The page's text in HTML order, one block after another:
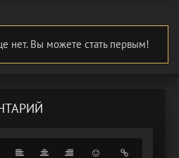
нет. Вы можете стать первым!